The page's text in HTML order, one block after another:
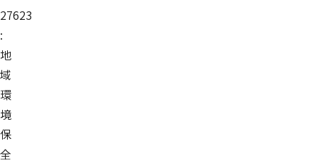
27623
:
地
域
環
境
保
全